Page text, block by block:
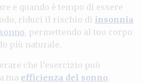
e quando è tempo di essere
riduci il rischio di insonnia
, permettendo al tuo corpo
più naturale.
che l’esercizio può
tua efficienza del sonno.